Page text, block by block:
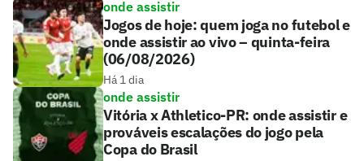
onde assistir
Jogos de hoje: quem joga no futebol e
onde assistir ao vivo – quinta-feira
(06/08/2026)
Há 1 dia
onde assistir
Vitória x Athletico-PR: onde assistir e
prováveis escalações do jogo pela
Copa do Brasil